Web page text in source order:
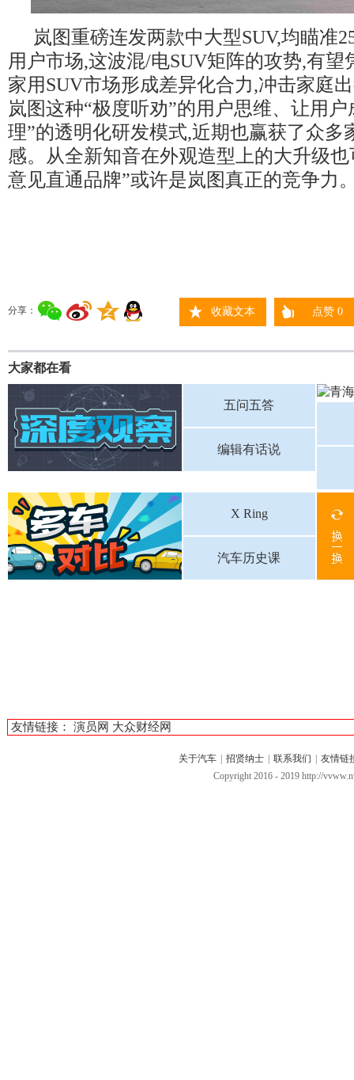
岚图重磅连发两款中大型SUV,均瞄准
用户市场,这波混/电SUV矩阵的攻势,有望
家用SUV市场形成差异化合力,冲击家庭
岚图这种“极度听劝”的用户思维、让用
理”的透明化研发模式,近期也赢获了众多
感。从全新知音在外观造型上的大升级
意见直通品牌”或许是岚图真正的竞争力
分享： 收藏文本 点赞0
大家都在看
五问五答
编辑有话说
X Ring
汽车历史课
友情链接： 演员网 大众财经网
关于汽车 招贤纳士 联系我们
友情链
Copyright 2016 - 2019 http://